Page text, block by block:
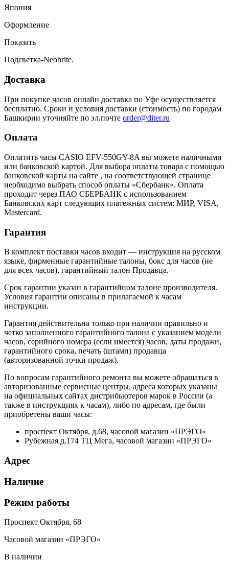
Япония
Оформление
Показать
Подсветка-Neobrite.
Доставка
При покупке часов онлайн доставка по Уфе осуществляется
бесплатно. Сроки и условия доставки (стоимость) по городам
Башкирии уточняйте по эл.почте order@diter.ru
Оплата
Оплатить часы CASIO EFV-550GY-8A вы можете наличными
или банковской картой. Для выбора оплаты товара с помощью
банковской карты на сайте , на соответствующей странице
необходимо выбрать способ оплаты «Сбербанк». Оплата
проходит через ПАО СБЕРБАНК с использованием
Банковских карт следующих платежных систем: МИР, VISA,
Mastercard.
Гарантия
В комплект поставки часов входит — инструкция на русском
языке, фирменные гарантийные талоны, бокс для часов (не
для всех часов), гарантийный талон Продавца.
Срок гарантии указан в гарантийном талоне производителя.
Условия гарантии описаны в прилагаемой к часам
инструкции.
Гарантия действительна только при наличии правильно и
четко заполненного гарантийного талона с указанием модели
часов, серийного номера (если имеется) часов, даты продажи,
гарантийного срока, печать (штамп) продавца
(авторизованной точки продаж).
По вопросам гарантийного ремонта вы можете обращаться в
авторизованные сервисные центры, адреса которых указаны
на официальных сайтах дистрибьютеров марок в России (а
также в инструкциях к часам), либо по адресам, где были
приобретены ваши часы:
проспект Октября, д.68, часовой магазин «ПРЭГО»
Рубежная д.174 ТЦ Мега, часовой магазин «ПРЭГО»
Адрес
Наличие
Режим работы
Проспект Октября, 68
Часовой магазин «ПРЭГО»
В наличии